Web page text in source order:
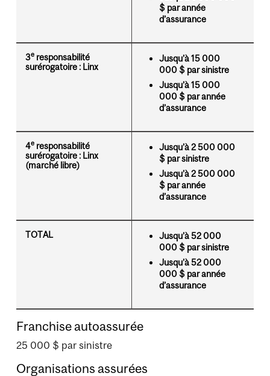
$ par année
d’assurance
3e responsabilité
surérogatoire : Linx
Jusqu’à 15 000
000 $ par sinistre
Jusqu’à 15 000
000 $ par année
d’assurance
4e responsabilité
surérogatoire : Linx
(marché libre)
Jusqu’à 2 500 000
$ par sinistre
Jusqu’à 2 500 000
$ par année
d’assurance
TOTAL
Jusqu’à 52 000
000 $ par sinistre
Jusqu’à 52 000
000 $ par année
d’assurance
Franchise autoassurée
25 000 $ par sinistre
Organisations assurées